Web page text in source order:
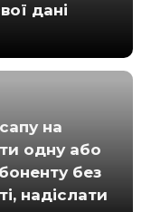
дані
на
одну або
без
надіслати